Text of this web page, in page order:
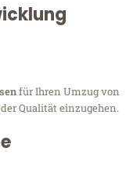
für Ihren Umzug von
Qualität einzugehen.